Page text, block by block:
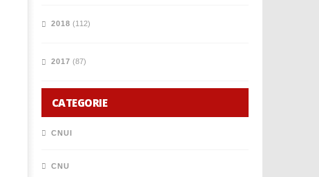
Novembre2018 (112)
2017 (87)
CATEGORIE
CNUI
CNU